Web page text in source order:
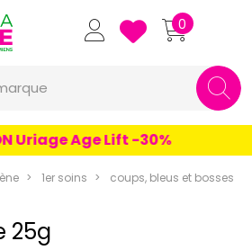
Pharmaforce Grande Pharmacie
0
Uriage Age Lift -30%
1er soins coups, bleus et bosses
25g